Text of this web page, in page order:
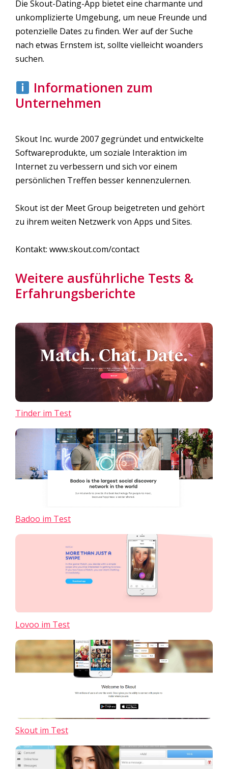
Die Skout-Dating-App bietet eine charmante und
unkomplizierte Umgebung, um neue Freunde und
potenzielle Dates zu finden. Wer auf der Suche
nach etwas Ernstem ist, sollte vielleicht woanders
suchen.
Informationen zum
Unternehmen
Skout Inc. wurde 2007 gegründet und entwickelte
Softwareprodukte, um soziale Interaktion im
Internet zu verbessern und sich vor einem
persönlichen Treffen besser kennenzulernen.
Skout ist der Meet Group beigetreten und gehört
zu ihrem weiten Netzwerk von Apps und Sites.
Kontakt: www.skout.com/contact
Weitere ausführliche Tests &
Erfahrungsberichte
Tinder im Test
Badoo im Test
Lovoo im Test
Skout im Test